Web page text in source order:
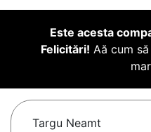
Este acesta
Felicitări! Aă cum
Targu Neamt